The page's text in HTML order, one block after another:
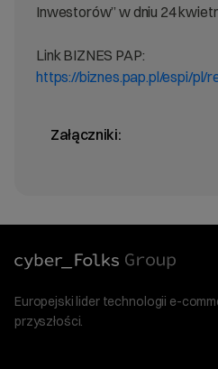
Inwestorów” w dniu 24
Link BIZNES PAP:
https://biznes.pap.pl/espi/pl/
Załączniki:
Europejski lider technologii e-
przyszłości.